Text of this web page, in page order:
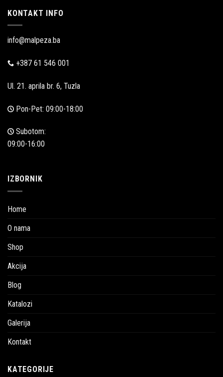
KONTAKT INFO
info@malpeza.ba
+387 61 546 001
Ul. 21. aprila br. 6, Tuzla
Pon-Pet: 09:00-18:00
Subotom:
09:00-16:00
IZBORNIK
Home
O nama
Shop
Akcija
Blog
Katalozi
Galerija
Kontakt
KATEGORIJE